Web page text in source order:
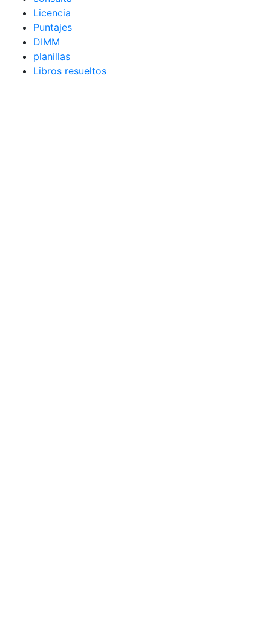
Licencia
Puntajes
DIMM
planillas
Libros resueltos